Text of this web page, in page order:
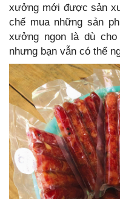
xưởng mới được sản
chế mua những sản
xưởng ngon là dù
nhưng bạn vẫn có thể